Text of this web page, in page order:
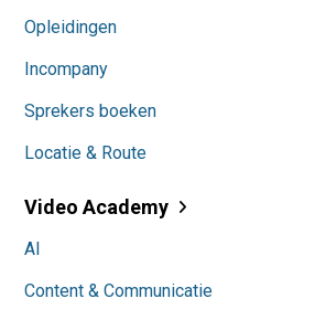
Opleidingen
Incompany
Sprekers boeken
Locatie & Route
Video Academy
AI
Content & Communicatie